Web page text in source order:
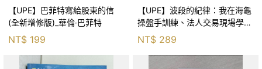
【UPE】巴菲特寫給股東的信
(全新增修版)_華倫‧巴菲特
NT$ 199
【UPE】波段的紀律：我在海龜
操盤手訓練、法人交易現場學到
的進場、加碼、退場紀律，守住
紀律獲利至少50％_雷老闆
NT$ 289